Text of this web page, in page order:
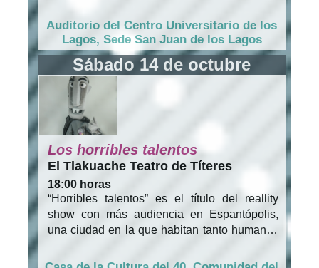
secuestrarlo. Los tres someten a su víctima a
una violencia tal, que al día siguiente lo
descubren muerto. Entre ellos comienza un
juego de sospecha para buscar al culpable.
Lo único que revelan es la delgada línea
entre ser corderos o depredadores.
Auditorio del Centro Universitario de los
Lagos, Sede San Juan de los Lagos
Sábado 14 de octubre
Los horribles talentos
El Tlakuache Teatro de Títeres
18:00 horas
“Horribles talentos” es el título del reallity
show con más audiencia en Espantópolis,
una ciudad en la que habitan tanto humanos
conducido por el mismísimo Conde Drácula,